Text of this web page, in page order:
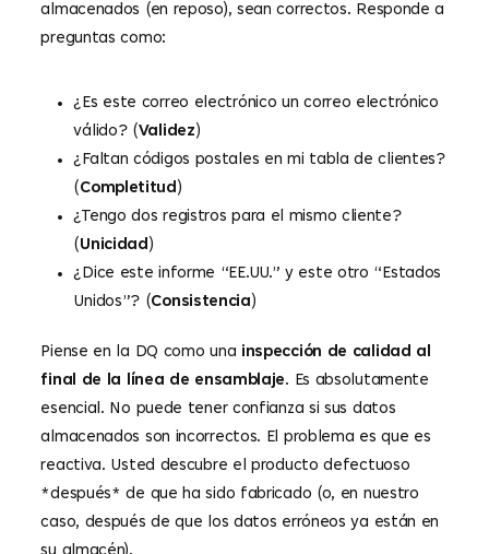
almacenados (en reposo), sean correctos. Responde a
preguntas como:
¿Es este correo electrónico un correo electrónico
válido? (Validez )
¿Faltan códigos postales en mi tabla de clientes?
( Completitud )
¿Tengo dos registros para el mismo cliente?
( Unicidad )
¿Dice este informe “EE.UU.” y este otro “Estados
Unidos”? (Consistencia )
Piense en la DQ como una inspección de calidad al
final de la línea de ensamblaje. Es absolutamente
esencial. No puede tener confianza si sus datos
almacenados son incorrectos. El problema es que es
reactiva. Usted descubre el producto defectuoso
*después* de que ha sido fabricado (o, en nuestro
caso, después de que los datos erróneos ya están en